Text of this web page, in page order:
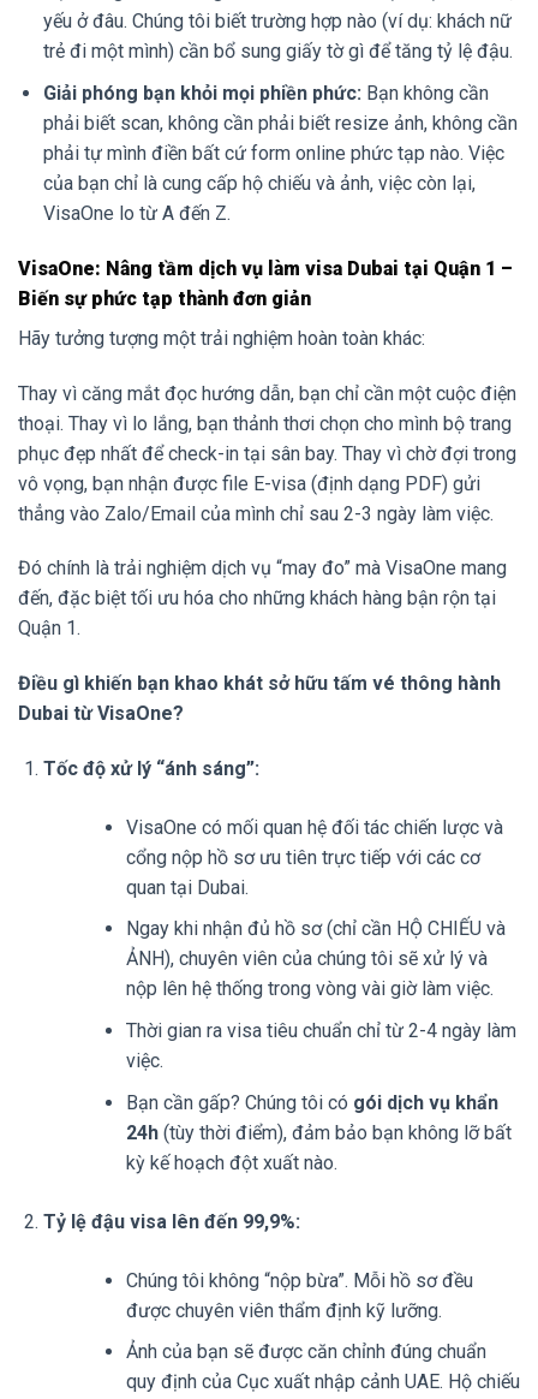
yếu ở đâu. Chúng tôi biết trường hợp nào (ví dụ: khách nữ
trẻ đi một mình) cần bổ sung giấy tờ gì để tăng tỷ lệ đậu.
Giải phóng bạn khỏi mọi phiền phức: Bạn không cần
phải biết scan, không cần phải biết resize ảnh, không cần
phải tự mình điền bất cứ form online phức tạp nào. Việc
của bạn chỉ là cung cấp hộ chiếu và ảnh, việc còn lại,
VisaOne lo từ A đến Z.
VisaOne: Nâng tầm dịch vụ làm visa Dubai tại Quận 1 –
Biến sự phức tạp thành đơn giản
Hãy tưởng tượng một trải nghiệm hoàn toàn khác:
Thay vì căng mắt đọc hướng dẫn, bạn chỉ cần một cuộc điện
thoại. Thay vì lo lắng, bạn thảnh thơi chọn cho mình bộ trang
phục đẹp nhất để check-in tại sân bay. Thay vì chờ đợi trong
vô vọng, bạn nhận được file E-visa (định dạng PDF) gửi
thẳng vào Zalo/Email của mình chỉ sau 2-3 ngày làm việc.
Đó chính là trải nghiệm dịch vụ “may đo” mà VisaOne mang
đến, đặc biệt tối ưu hóa cho những khách hàng bận rộn tại
Quận 1.
Điều gì khiến bạn khao khát sở hữu tấm vé thông hành
Dubai từ VisaOne?
Tốc độ xử lý “ánh sáng”:
VisaOne có mối quan hệ đối tác chiến lược và
cổng nộp hồ sơ ưu tiên trực tiếp với các cơ
quan tại Dubai.
Ngay khi nhận đủ hồ sơ (chỉ cần HỘ CHIẾU và
ẢNH), chuyên viên của chúng tôi sẽ xử lý và
nộp lên hệ thống trong vòng vài giờ làm việc.
Thời gian ra visa tiêu chuẩn chỉ từ 2-4 ngày làm
việc.
Bạn cần gấp? Chúng tôi có gói dịch vụ khẩn
24h(tùy thời điểm), đảm bảo bạn không lỡ bất
kỳ kế hoạch đột xuất nào.
Tỷ lệ đậu visa lên đến 99,9%:
Chúng tôi không “nộp bừa”. Mỗi hồ sơ đều
được chuyên viên thẩm định kỹ lưỡng.
Ảnh của bạn sẽ được căn chỉnh đúng chuẩn
quy định của Cục xuất nhập cảnh UAE. Hộ chiếu